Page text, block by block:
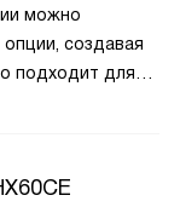
можно
создавая
подходит для
быструю
и упрощает